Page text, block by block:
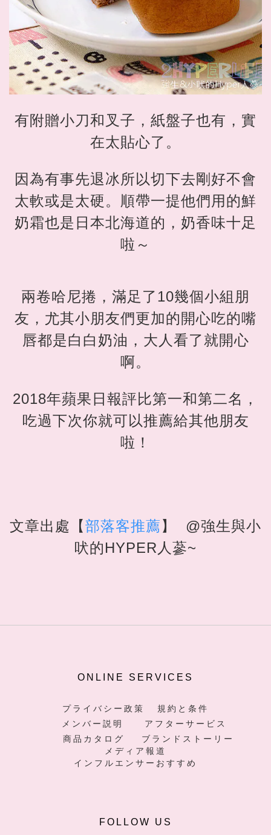
有附贈小刀和叉子，紙盤子也有，實
在太貼心了。
因為有事先退冰所以切下去剛好不會
太軟或是太硬。順帶一提他們用的鮮
奶霜也是日本北海道的，奶香味十足
啦～
兩卷哈尼捲，滿足了10幾個小組朋
友，尤其小朋友們更加的開心吃的嘴
唇都是白白奶油，大人看了就開心
啊。
2018年蘋果日報評比第一和第二名，
吃過下次你就可以推薦給其他朋友
啦！
文章出處【部落客推薦】
@強生與小
吠的HYPER人蔘~
ONLINE SERVICES
プライバシー政策
規約と条件
メンバー説明
アフターサービス
商品カタログ
ブランドストーリー
メディア報道
インフルエンサーおすすめ
FOLLOW US